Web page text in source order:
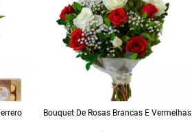
Bouquet De Rosas Brancas E Vermelhas